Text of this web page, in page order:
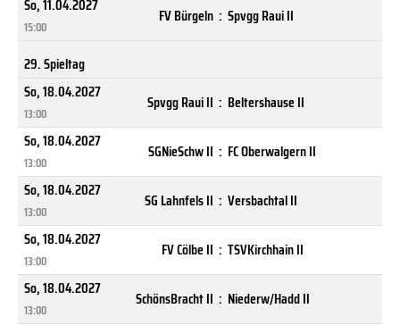
So, 11.04.2027
15:00
FV Bürgeln : Spvgg Raui II
29. Spieltag
So, 18.04.2027
13:00
Spvgg Raui II : Beltershause II
So, 18.04.2027
13:00
SGNieSchw II : FC Oberwalgern II
So, 18.04.2027
13:00
SG Lahnfels II : Versbachtal II
So, 18.04.2027
13:00
FV Cölbe II : TSVKirchhain II
So, 18.04.2027
13:00
SchönsBracht II : Niederw/Hadd II